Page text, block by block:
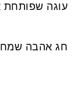
עוגה
חג אהבה